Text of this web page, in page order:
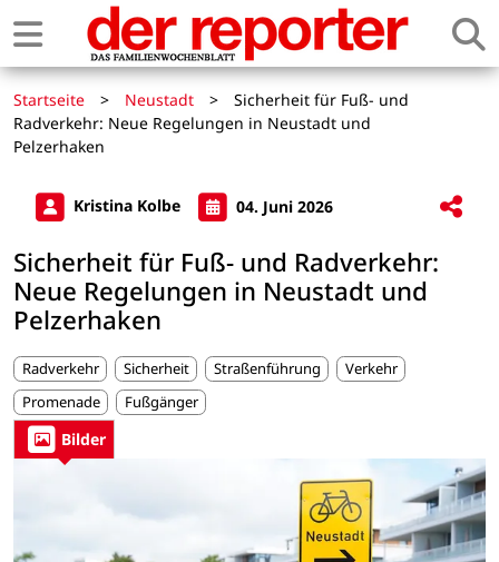
Startseite > Neustadt >
Sicherheit für Fuß- und
Radverkehr: Neue Regelungen in Neustadt und
Pelzerhaken
Kristina Kolbe 04. Juni 2026
Sicherheit für Fuß- und Radverkehr:
Neue Regelungen in Neustadt und
Pelzerhaken
Radverkehr Sicherheit Straßenführung
Verkehr
Promenade
Fußgänger
Bilder